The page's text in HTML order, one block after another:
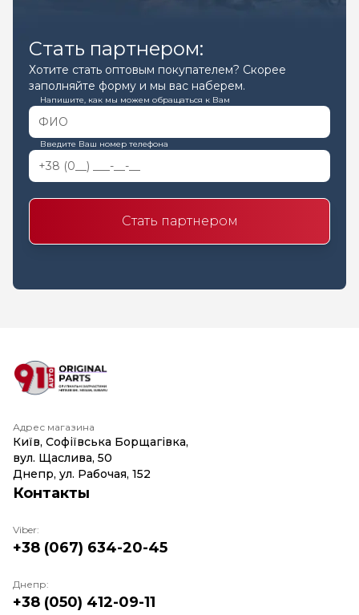
Стать партнером:
Хотите стать оптовым покупателем? Скорее
заполняйте форму и мы вас наберем.
Напишите, как мы можем обращаться к Вам
Введите Ваш номер телефона
Стать партнером
Адрес магазина
Київ, Софіївська Борщагівка,
вул. Щаслива, 50
Днепр, ул. Рабочая, 152
Контакты
Viber:
+38 (067) 634-20-45
Днепр:
+38 (050) 412-09-11